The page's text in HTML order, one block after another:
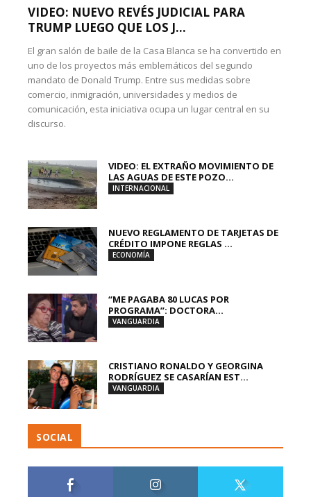
VIDEO: NUEVO REVÉS JUDICIAL PARA
TRUMP LUEGO QUE LOS J...
El gran salón de baile de la Casa Blanca se ha convertido en
uno de los proyectos más emblemáticos del segundo
mandato de Donald Trump. Entre sus medidas sobre
comercio, inmigración, universidades y medios de
comunicación, esta iniciativa ocupa un lugar central en su
discurso.
VIDEO: EL EXTRAÑO MOVIMIENTO DE
LAS AGUAS DE ESTE POZO...
INTERNACIONAL
NUEVO REGLAMENTO DE TARJETAS DE
CRÉDITO IMPONE REGLAS ...
ECONOMÍA
“ME PAGABA 80 LUCAS POR
PROGRAMA”: DOCTORA...
VANGUARDIA
CRISTIANO RONALDO Y GEORGINA
RODRÍGUEZ SE CASARÍAN EST...
VANGUARDIA
SOCIAL